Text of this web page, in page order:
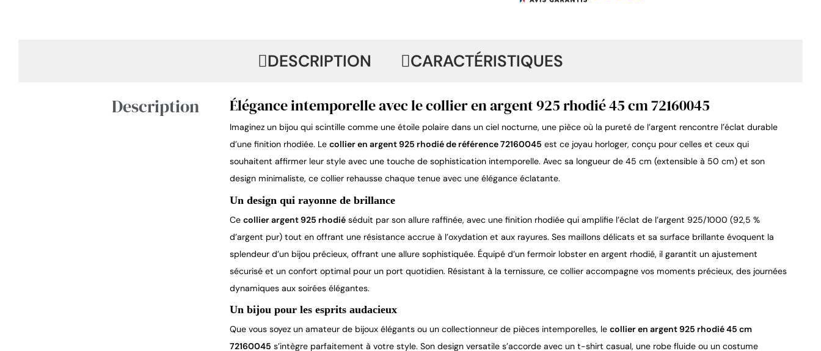
DESCRIPTION CARACTÉRISTIQUES
Description Élégance intemporelle avec le collier en argent 925 rhodié 45 cm 72160045
Imaginez un bijou qui scintille comme une étoile polaire dans un ciel nocturne, une pièce où la pureté de l’argent rencontre l’éclat durable
d’une finition rhodiée. Le collier en argent 925 rhodié de référence 72160045 est ce joyau horloger, conçu pour celles et ceux qui
souhaitent affirmer leur style avec une touche de sophistication intemporelle. Avec sa longueur de 45 cm (extensible à 50 cm) et son
design minimaliste, ce collier rehausse chaque tenue avec une élégance éclatante.
Un design qui rayonne de brillance
Ce collier argent 925 rhodié séduit par son allure raffinée, avec une finition rhodiée qui amplifie l’éclat de l’argent 925/1000 (92,5 %
d’argent pur) tout en offrant une résistance accrue à l’oxydation et aux rayures. Ses maillons délicats et sa surface brillante évoquent la
splendeur d’un bijou précieux, offrant une allure sophistiquée. Équipé d’un fermoir lobster en argent rhodié, il garantit un ajustement
sécurisé et un confort optimal pour un port quotidien. Résistant à la ternissure, ce collier accompagne vos moments précieux, des journées
dynamiques aux soirées élégantes.
Un bijou pour les esprits audacieux
Que vous soyez un amateur de bijoux élégants ou un collectionneur de pièces intemporelles, le collier en argent 925 rhodié 45 cm
72160045 s’intègre parfaitement à votre style. Son design versatile s’accorde avec un t-shirt casual, une robe fluide ou un costume